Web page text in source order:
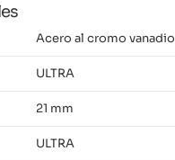
Acero al cromo vanadio
ULTRA
21 mm
ULTRA